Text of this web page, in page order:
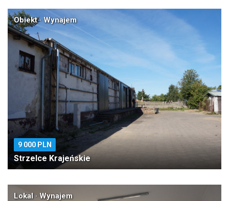
Obiekt · Wynajem
9 000 PLN
Strzelce Krajeńskie
Lokal · Wynajem